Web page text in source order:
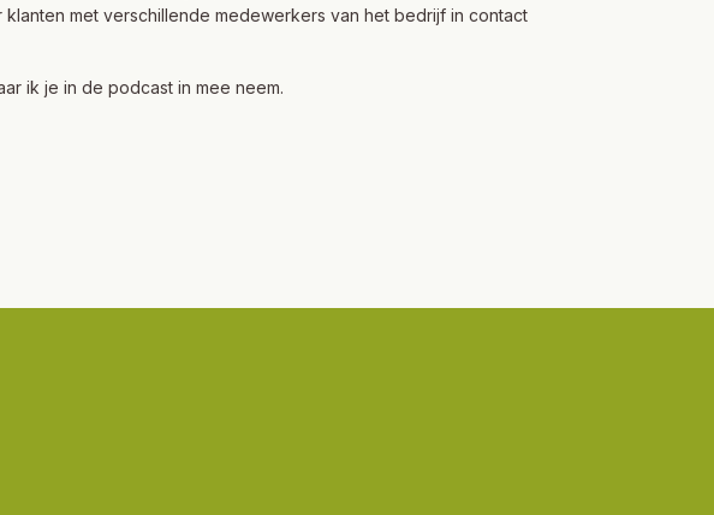
met verschillende medewerkers van het bedrijf in contact
ik je in de podcast in mee neem.